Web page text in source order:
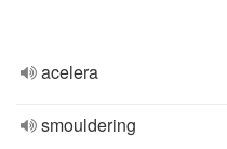
acelera
smouldering